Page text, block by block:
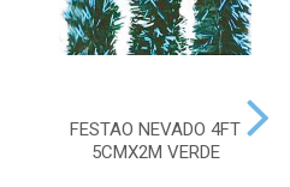
FESTAO NEVADO 4FT
5CMX2M VERDE